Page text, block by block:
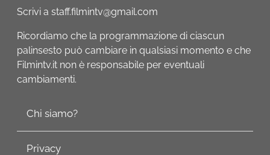
Scrivi a staff.filmintv@gmail.com
Ricordiamo che la programmazione di ciascun
palinsesto può cambiare in qualsiasi momento e che
Filmintv.it non è responsabile per eventuali
cambiamenti.
Chi siamo?
Privacy